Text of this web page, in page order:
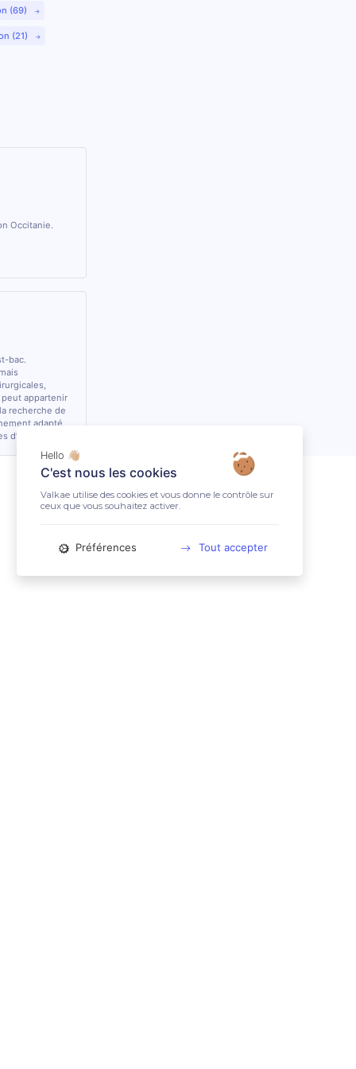
(69)
(21)
Occitanie.
bac.
appartenir
recherche de
adapté.
Hello 👋🏼
C'est nous les cookies
Valkae utilise des cookies et vous donne le contrôle sur
ceux que vous souhaitez activer.
Préférences Tout accepter